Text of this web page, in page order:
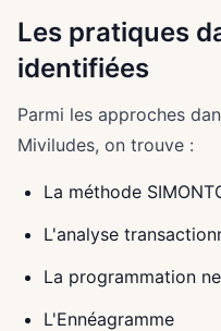
Les pratiques
identifiées
Parmi les approches
Miviludes, on trouve :
La méthode
L'analyse
La programmation
L'Ennéagramme